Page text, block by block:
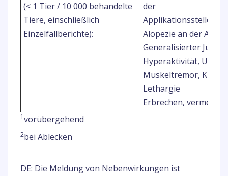
(< 1 Tier / 10 000 behandelte
Tiere, einschließlich
Einzelfallberichte):
der
Applikationsstelle
Alopezie an der
Generalisierter
Hyperaktivität,
Muskeltremor,
Lethargie
Erbrechen,
1vorübergehend
2bei Ablecken
DE: Die Meldung von Nebenwirkungen ist